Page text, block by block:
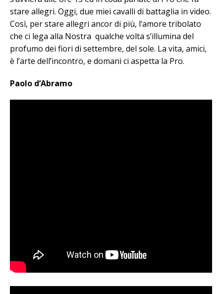
stare allegri. Oggi, due miei cavalli di battaglia in video.
Così, per stare allegri ancor di più, l’amore tribolato
che ci lega alla Nostra qualche volta s’illumina del
profumo dei fiori di settembre, del sole. La vita, amici,
è l’arte dell’incontro, e domani ci aspetta la Pro.
Paolo d’Abramo